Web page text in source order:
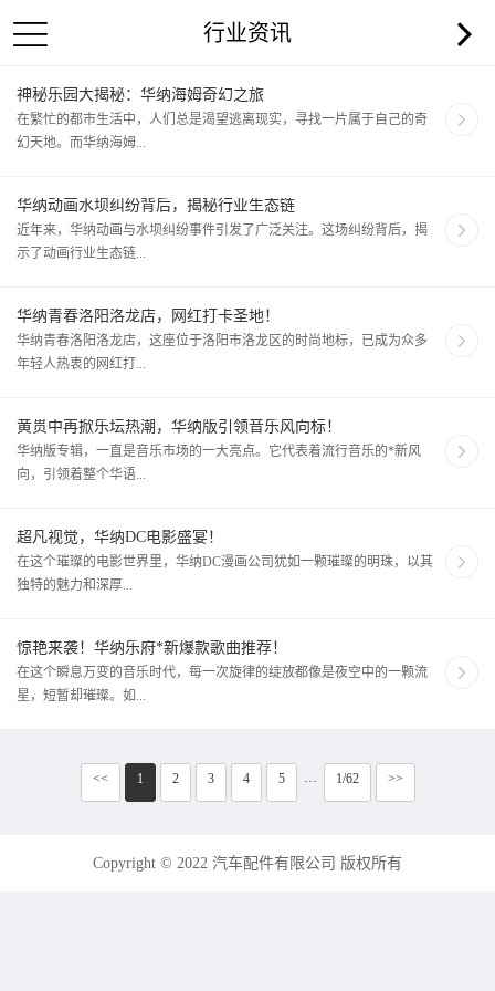
行业资讯
神秘乐园大揭秘：华纳海姆奇幻之旅
在繁忙的都市生活中，人们总是渴望逃离现实，寻找一片属于自己的奇
幻天地。而华纳海姆...
华纳动画水坝纠纷背后，揭秘行业生态链
近年来，华纳动画与水坝纠纷事件引发了广泛关注。这场纠纷背后，揭
示了动画行业生态链...
华纳青春洛阳洛龙店，网红打卡圣地！
华纳青春洛阳洛龙店，这座位于洛阳市洛龙区的时尚地标，已成为众多
年轻人热衷的网红打...
黄贯中再掀乐坛热潮，华纳版引领音乐风向标！
华纳版专辑，一直是音乐市场的一大亮点。它代表着流行音乐的*新风
向，引领着整个华语...
超凡视觉，华纳DC电影盛宴！
在这个璀璨的电影世界里，华纳DC漫画公司犹如一颗璀璨的明珠，以其
独特的魅力和深厚...
惊艳来袭！华纳乐府*新爆款歌曲推荐！
在这个瞬息万变的音乐时代，每一次旋律的绽放都像是夜空中的一颗流
星，短暂却璀璨。如...
<< 1 2 3 4 5 ··· 1/62 >>
Copyright © 2022 汽车配件有限公司 版权所有